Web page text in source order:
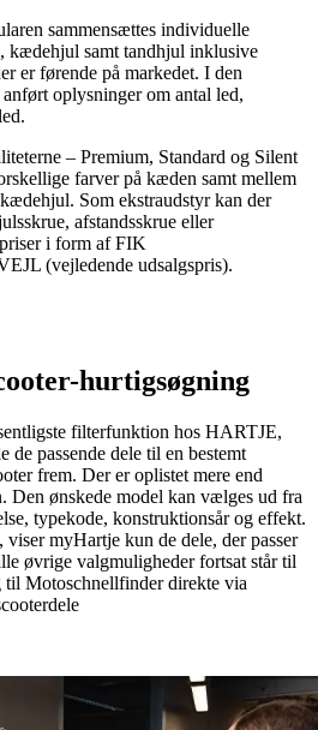
sammensættes individuelle
kædehjul samt tandhjul inklusive
er førende på markedet. I den
oplysninger om antal led,
– Premium, Standard og Silent
farver på kæden samt mellem
Som ekstraudstyr kan der
afstandsskrue eller
i form af FIK
(vejledende udsalgspris).
hurtigsøgning
filterfunktion hos HARTJE,
de passende dele til en bestemt
frem. Der er oplistet mere end
Den ønskede model kan vælges ud fra
typekode, konstruktionsår og effekt.
myHartje kun de dele, der passer
øvrige valgmuligheder fortsat står til
til Motoschnellfinder direkte via